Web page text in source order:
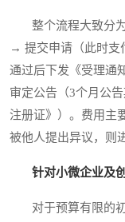
整个流程大致分为
→ 提交申请（此时支
通过后下发《受理通
审定公告（3个月公
注册证》）。费用主
被他人提出异议，则
针对小微企业及
对于预算有限的初